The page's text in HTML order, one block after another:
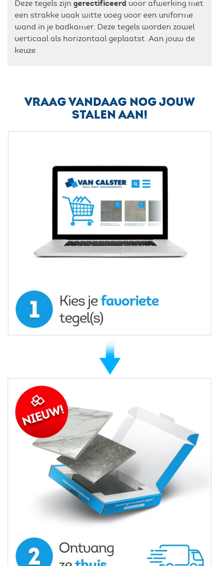
Deze tegels zijn gerectificeerd voor afwerking met
een strakke vaak witte voeg voor een uniforme
wand in je badkamer. Deze tegels worden zowel
verticaal als horizontaal geplaatst. Aan jouw de
keuze.
VRAAG VANDAAG NOG JOUW
STALEN AAN!